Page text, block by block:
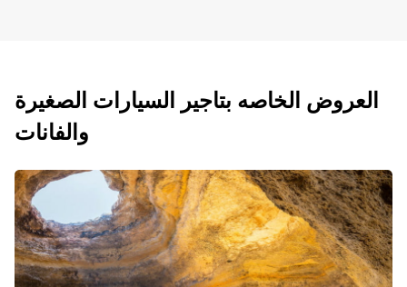
العروض الخاصه بتاجير السيارات الصغيرة
والفانات